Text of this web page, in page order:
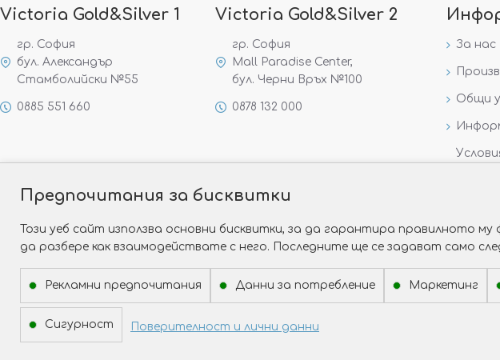
Victoria Gold&Silver 1
гр. София
бул. Александър
Стамболийски №55
0885 551 660
Victoria Gold&Silver 2
гр. София
Mall Paradise Center,
бул. Черни Връх №100
0878 132 000
За нас
Общи
Предпочитания за бисквитки
Този уеб сайт използва основни бисквитки, за да гарантира правилното
да разбере как взаимодействате с него. Последните ще се задават само
Рекламни предпочитания Данни за потребление Маркетинг
Сигурност Поверителност и лични данни